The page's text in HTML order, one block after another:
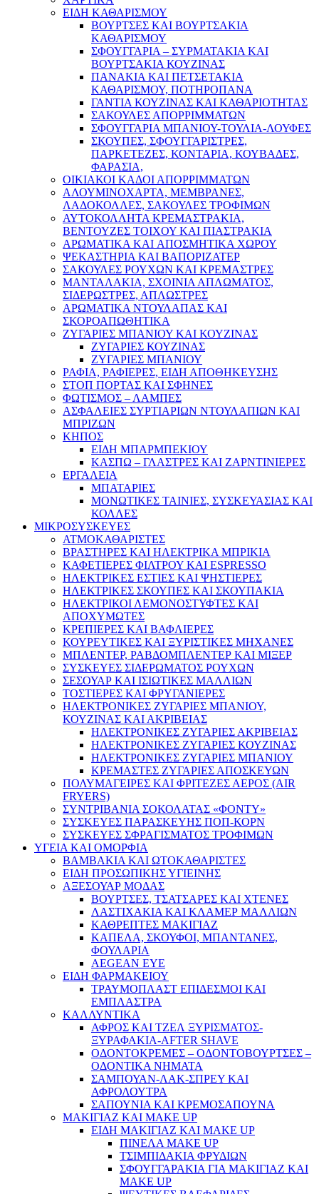
ΕΙΔΗ ΚΑΘΑΡΙΣΜΟΥ
ΒΟΥΡΤΣΕΣ ΚΑΙ ΒΟΥΡΤΣΑΚΙΑ
ΚΑΘΑΡΙΣΜΟΥ
ΣΦΟΥΓΓΑΡΙΑ – ΣΥΡΜΑΤΑΚΙΑ ΚΑΙ
ΒΟΥΡΤΣΑΚΙΑ ΚΟΥΖΙΝΑΣ
ΠΑΝΑΚΙΑ ΚΑΙ ΠΕΤΣΕΤΑΚΙΑ
ΚΑΘΑΡΙΣΜΟΥ, ΠΟΤΗΡΟΠΑΝΑ
ΓΑΝΤΙΑ ΚΟΥΖΙΝΑΣ ΚΑΙ ΚΑΘΑΡΙΟΤΗΤΑΣ
ΣΑΚΟΥΛΕΣ ΑΠΟΡΡΙΜΜΑΤΩΝ
ΣΦΟΥΓΓΑΡΙΑ ΜΠΑΝΙΟΥ-ΤΟΥΛΙΑ-ΛΟΥΦΕΣ
ΣΚΟΥΠΕΣ, ΣΦΟΥΓΓΑΡΙΣΤΡΕΣ,
ΠΑΡΚΕΤΕΖΕΣ, ΚΟΝΤΑΡΙΑ, ΚΟΥΒΑΔΕΣ,
ΦΑΡΑΣΙΑ,
ΟΙΚΙΑΚΟΙ ΚΑΔΟΙ ΑΠΟΡΡΙΜΜΑΤΩΝ
ΑΛΟΥΜΙΝΟΧΑΡΤΑ, ΜΕΜΒΡΑΝΕΣ,
ΛΑΔΟΚΟΛΛΕΣ, ΣΑΚΟΥΛΕΣ ΤΡΟΦΙΜΩΝ
ΑΥΤΟΚΟΛΛΗΤΑ ΚΡΕΜΑΣΤΡΑΚΙΑ,
ΒΕΝΤΟΥΖΕΣ ΤΟΙΧΟΥ ΚΑΙ ΠΙΑΣΤΡΑΚΙΑ
ΑΡΩΜΑΤΙΚΑ KAI ΑΠΟΣΜΗΤΙΚΑ ΧΩΡΟΥ
ΨΕΚΑΣΤΗΡΙΑ ΚΑΙ ΒΑΠΟΡΙΖΑΤΕΡ
ΣΑΚΟΥΛΕΣ ΡΟΥΧΩΝ ΚΑΙ ΚΡΕΜΑΣΤΡΕΣ
ΜΑΝΤΑΛΑΚΙΑ, ΣΧΟΙΝΙΑ ΑΠΛΩΜΑΤΟΣ,
ΣΙΔΕΡΩΣΤΡΕΣ, ΑΠΛΩΣΤΡΕΣ
ΑΡΩΜΑΤΙΚΑ ΝΤΟΥΛΑΠΑΣ ΚΑΙ
ΣΚΟΡΟΑΠΩΘΗΤΙΚΑ
ΖΥΓΑΡΙΕΣ ΜΠΑΝΙΟΥ ΚΑΙ ΚΟΥΖΙΝΑΣ
ΖΥΓΑΡΙΕΣ ΚΟΥΖΙΝΑΣ
ΖΥΓΑΡΙΕΣ ΜΠΑΝΙΟΥ
ΡΑΦΙΑ, ΡΑΦΙΕΡΕΣ, ΕΙΔΗ ΑΠΟΘΗΚΕΥΣΗΣ
ΣΤΟΠ ΠΟΡΤΑΣ ΚΑΙ ΣΦΗΝΕΣ
ΦΩΤΙΣΜΟΣ – ΛΑΜΠΕΣ
ΑΣΦΑΛΕΙΕΣ ΣΥΡΤΙΑΡΙΩΝ ΝΤΟΥΛΑΠΙΩΝ ΚΑΙ
ΜΠΡΙΖΩΝ
ΚΗΠΟΣ
ΕΙΔΗ ΜΠΑΡΜΠΕΚΙΟΥ
ΚΑΣΠΩ – ΓΛΑΣΤΡΕΣ ΚΑΙ ΖΑΡΝΤΙΝΙΕΡΕΣ
ΕΡΓΑΛΕΙΑ
ΜΠΑΤΑΡΙΕΣ
ΜΟΝΩΤΙΚΕΣ ΤΑΙΝΙΕΣ, ΣΥΣΚΕΥΑΣΙΑΣ ΚΑΙ
ΚΟΛΛΕΣ
ΜΙΚΡΟΣΥΣΚΕΥΕΣ
ΑΤΜΟΚΑΘΑΡΙΣΤΕΣ
ΒΡΑΣΤΗΡΕΣ ΚΑΙ ΗΛΕΚΤΡΙΚΑ ΜΠΡΙΚΙΑ
ΚΑΦΕΤΙΕΡΕΣ ΦΙΛΤΡΟΥ ΚΑΙ ESPRESSO
ΗΛΕΚΤΡΙΚΕΣ ΕΣΤΙΕΣ ΚΑΙ ΨΗΣΤΙΕΡΕΣ
ΗΛΕΚΤΡΙΚΕΣ ΣΚΟΥΠΕΣ ΚΑΙ ΣΚΟΥΠΑΚΙΑ
ΗΛΕΚΤΡΙΚΟΙ ΛΕΜΟΝΟΣΤΥΦΤΕΣ ΚΑΙ
ΑΠΟΧΥΜΩΤΕΣ
ΚΡΕΠΙΕΡΕΣ ΚΑΙ ΒΑΦΛΙΕΡΕΣ
ΚΟΥΡΕΥΤΙΚΕΣ ΚΑΙ ΞΥΡΙΣΤΙΚΕΣ ΜΗΧΑΝΕΣ
ΜΠΛΕΝΤΕΡ, ΡΑΒΔΟΜΠΛΕΝΤΕΡ ΚΑΙ ΜΙΞΕΡ
ΣΥΣΚΕΥΕΣ ΣΙΔΕΡΩΜΑΤΟΣ ΡΟΥΧΩΝ
ΣΕΣΟΥΑΡ ΚΑΙ ΙΣΙΩΤΙΚΕΣ ΜΑΛΛΙΩΝ
ΤΟΣΤΙΕΡΕΣ ΚΑΙ ΦΡΥΓΑΝΙΕΡΕΣ
ΗΛΕΚΤΡΟΝΙΚΕΣ ΖΥΓΑΡΙΕΣ ΜΠΑΝΙΟΥ,
ΚΟΥΖΙΝΑΣ ΚΑΙ ΑΚΡΙΒΕΙΑΣ
ΗΛΕΚΤΡΟΝΙΚΕΣ ΖΥΓΑΡΙΕΣ ΑΚΡΙΒΕΙΑΣ
ΗΛΕΚΤΡΟΝΙΚΕΣ ΖΥΓΑΡΙΕΣ ΚΟΥΖΙΝΑΣ
ΗΛΕΚΤΡΟΝΙΚΕΣ ΖΥΓΑΡΙΕΣ ΜΠΑΝΙΟΥ
ΚΡΕΜΑΣΤΕΣ ΖΥΓΑΡΙΕΣ ΑΠΟΣΚΕΥΩΝ
ΠΟΛΥΜΑΓΕΙΡΕΣ ΚΑΙ ΦΡΙΤΕΖΕΣ ΑΕΡΟΣ (AIR
FRYERS)
ΣΥΝΤΡΙΒΑΝΙΑ ΣΟΚΟΛΑΤΑΣ «ΦΟΝΤΥ»
ΣΥΣΚΕΥΕΣ ΠΑΡΑΣΚΕΥΗΣ ΠΟΠ-ΚΟΡΝ
ΣΥΣΚΕΥΕΣ ΣΦΡΑΓΙΣΜΑΤΟΣ ΤΡΟΦΙΜΩΝ
ΥΓΕΙΑ ΚΑΙ ΟΜΟΡΦΙΑ
ΒΑΜΒΑΚΙΑ ΚΑΙ ΩΤΟΚΑΘΑΡΙΣΤΕΣ
ΕΙΔΗ ΠΡΟΣΩΠΙΚΗΣ ΥΓΙΕΙΝΗΣ
ΑΞΕΣΟΥΑΡ ΜΟΔΑΣ
ΒΟΥΡΤΣΕΣ, ΤΣΑΤΣΑΡΕΣ ΚΑΙ ΧΤΕΝΕΣ
ΛΑΣΤΙΧΑΚΙΑ ΚΑΙ ΚΛΑΜΕΡ ΜΑΛΛΙΩΝ
ΚΑΘΡΕΠΤΕΣ ΜΑΚΙΓΙΑΖ
ΚΑΠΕΛΑ, ΣΚΟΥΦΟΙ, ΜΠΑΝΤΑΝΕΣ,
ΦΟΥΛΑΡΙΑ
AEGEAN EYE
ΕΙΔΗ ΦΑΡΜΑΚΕΙΟΥ
ΤΡΑΥΜΟΠΛΑΣΤ ΕΠΙΔΕΣΜΟΙ ΚΑΙ
ΕΜΠΛΑΣΤΡΑ
ΚΑΛΛΥΝΤΙΚΑ
ΑΦΡΟΣ ΚΑΙ ΤΖΕΛ ΞΥΡΙΣΜΑΤΟΣ-
ΞΥΡΑΦΑΚΙΑ-AFTER SHAVE
ΟΔΟΝΤΟΚΡΕΜΕΣ – ΟΔΟΝΤΟΒΟΥΡΤΣΕΣ –
ΟΔΟΝΤΙΚΑ ΝΗΜΑΤΑ
ΣΑΜΠΟΥΑΝ-ΛΑΚ-ΣΠΡΕΥ ΚΑΙ
ΑΦΡΟΛΟΥΤΡΑ
ΣΑΠΟΥΝΙΑ ΚΑΙ ΚΡΕΜΟΣΑΠΟΥΝΑ
ΜΑΚΙΓΙΑΖ ΚΑΙ MAKE UP
ΕΙΔΗ ΜΑΚΙΓΙΑΖ ΚΑΙ MAKE UP
ΠΙΝΕΛΑ MAKE UP
ΤΣΙΜΠΙΔΑΚΙΑ ΦΡΥΔΙΩΝ
ΣΦΟΥΓΓΑΡΑΚΙΑ ΓΙΑ ΜΑΚΙΓΙΑZ ΚΑΙ
MAKE UP